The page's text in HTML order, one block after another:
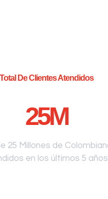
Total De Clientes Atendidos
25M
25 Millones de
en los últimos 5